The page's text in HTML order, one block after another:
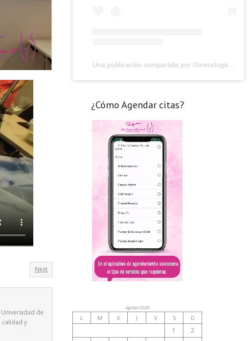
Next
de
calidad y
¿Cómo Agendar citas?
agosto 2026
L M X J V S D
1
2